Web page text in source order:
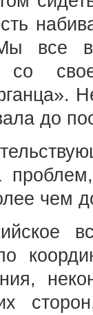
все
со
до
чем